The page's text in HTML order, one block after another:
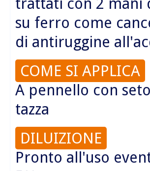
su ferro come
di antiruggine
COME SI APPLICA
A pennello con
tazza
DILUIZIONE
Pronto all'uso